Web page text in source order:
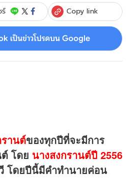
ร์ Copy link
เป็นข่าวโปรดบน Google
านต์ของทุกปีที่จะมีการ
โดย นางสงกรานต์ปี 2556
โดยปีนี้มีคำทำนายค่อน